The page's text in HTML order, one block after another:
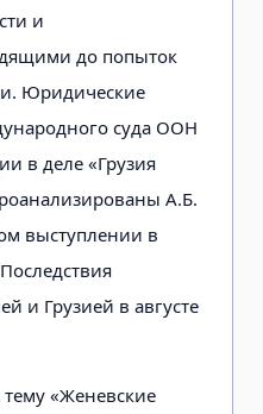
и
до попыток
Юридические
суда ООН
в деле «Грузия
А.Б.
выступлении в
и Грузией в августе
«Женевские